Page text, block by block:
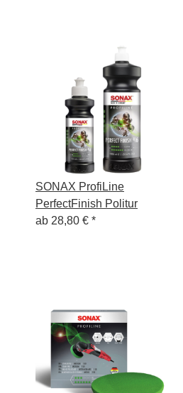
SONAX ProfiLine
PerfectFinish Politur
ab 28,80 € *